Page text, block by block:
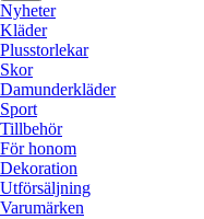
Nyheter
Kläder
Plusstorlekar
Skor
Damunderkläder
Sport
Tillbehör
För honom
Dekoration
Utförsäljning
Varumärken